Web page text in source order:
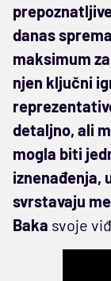
danas
maksimum
njen ključni
detaljno, ali
mogla biti
iznenađenja,
svrstavaju
Baka svoje